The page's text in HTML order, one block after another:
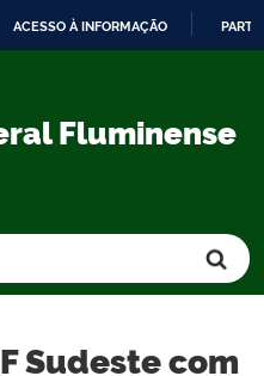
ACESSO À INFORMAÇÃO
Fluminense
Sudeste com